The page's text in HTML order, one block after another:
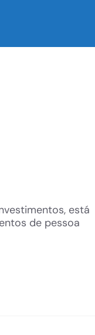
está
de pessoa